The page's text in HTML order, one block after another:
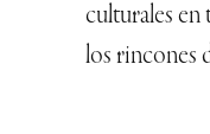
culturales en
los rincones